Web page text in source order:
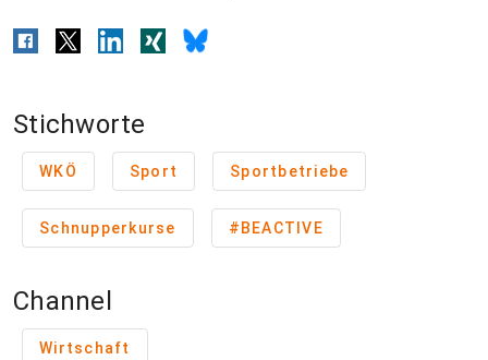
Stichworte
WKÖ Sport Sportbetriebe
Schnupperkurse #BEACTIVE
Channel
Wirtschaft